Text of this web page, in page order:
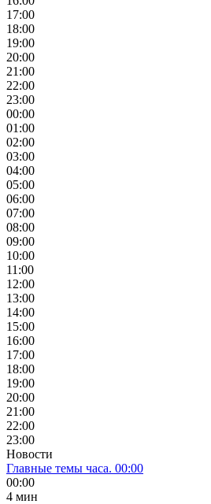
17:00
18:00
19:00
20:00
21:00
22:00
23:00
00:00
01:00
02:00
03:00
04:00
05:00
06:00
07:00
08:00
09:00
10:00
11:00
12:00
13:00
14:00
15:00
16:00
17:00
18:00
19:00
20:00
21:00
22:00
23:00
Новости
Главные темы часа. 00:00
00:00
4 мин